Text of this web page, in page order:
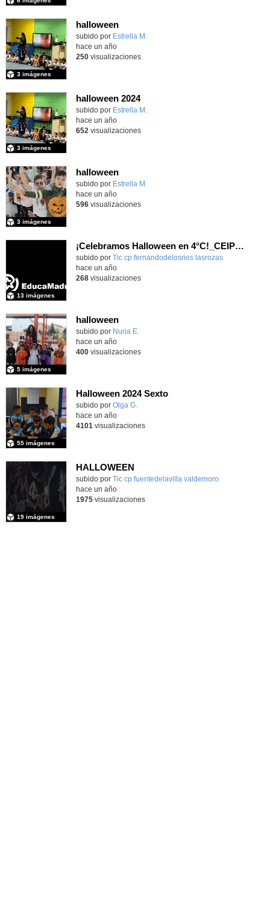
halloween
Contenido educativo.
subido por Estrella M.
3 imágenes
hace un año
250visualizaciones
halloween 2024
Contenido educativo.
subido por Estrella M.
3 imágenes
hace un año
652 visualizaciones
halloween
Contenido educativo.
subido por Estrella M.
3 imágenes
hace un año
596visualizaciones
¡Celebramos Halloween en 4°C!_CEIP Fdlr_Las Rozas
Contenido educativo.
subido por Tic cp fernandodelosrios lasrozas
13 imágenes
-
hace un año
268visualizaciones
halloween
Contenido educativo.
subido por Nuria E.
5 imágenes
hace un año
400visualizaciones
Halloween 2024 Sexto
Contenido educativo.
subido por Olga G.
55 imágenes
hace un año
4101 visualizaciones
HALLOWEEN
Contenido educativo.
subido por Tic cp fuentedelavilla valdemoro
19 imágenes
-
hace un año
1975visualizaciones